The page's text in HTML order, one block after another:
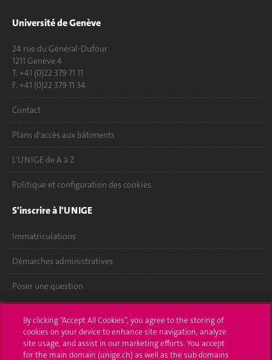
Université de Genève
24 rue du Général-Dufour
1211 Genève 4
T. +41 (0)22 379 71 11
F. +41 (0)22 379 11 34
Contact
Plans d'accès aux bâtiments
L'UNIGE de A à Z
Politique et configuration des cookies
S'inscrire à l'UNIGE
Immatriculations
Démarches administratives
Poser une question
UNIGE Mobile
By clicking “Accept All Cookies”, you agree to the storing of
cookies on your device to enhance site navigation, analyze
site usage, and assist in our marketing efforts. You accept
for the main domain (unige.ch) as well as the sub domains